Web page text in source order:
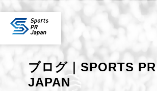
ブログ｜SPORTS PR
JAPAN